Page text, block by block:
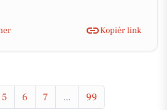
Kopiér link
5 6 7 ... 99